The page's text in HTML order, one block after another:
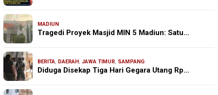
MADIUN
Tragedi Proyek Masjid MIN 5 Madiun: Satu…
BERITA, DAERAH, JAWA TIMUR, SAMPANG
Diduga Disekap Tiga Hari Gegara Utang Rp…